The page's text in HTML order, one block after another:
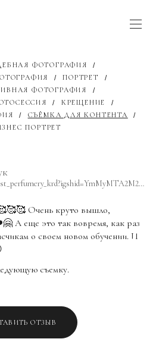
ФОТОГРАФИЯ
ПОРТРЕТ
ФОТОГРАФИЯ
КРЕЩЕНИЕ
СЪЁМКА ДЛЯ КОНТЕНТА
ПОРТРЕТ
instagram.com/best_perfumery_krd?igshid=YmMyMTA2M2Y=
Очень круто вышло,
А еще это так вовремя, как раз
о своем новом обучении. И
съемку.
ОТЗЫВ